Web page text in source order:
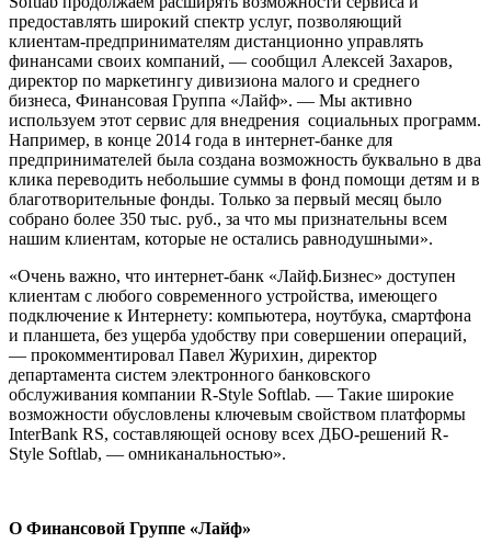
предоставлять широкий спектр услуг, позволяющий
клиентам-предпринимателям дистанционно управлять
финансами своих компаний, — сообщил Алексей Захаров,
директор по маркетингу дивизиона малого и среднего
бизнеса, Финансовая Группа «Лайф». — Мы активно
используем этот сервис для внедрения социальных программ.
Например, в конце 2014 года в интернет-банке для
предпринимателей была создана возможность буквально в два
клика переводить небольшие суммы в фонд помощи детям и в
благотворительные фонды. Только за первый месяц было
собрано более 350 тыс. руб., за что мы признательны всем
нашим клиентам, которые не остались равнодушными».
«Очень важно, что интернет-банк «Лайф.Бизнес» доступен
клиентам с любого современного устройства, имеющего
подключение к Интернету: компьютера, ноутбука, смартфона
и планшета, без ущерба удобству при совершении операций,
— прокомментировал Павел Журихин, директор
департамента систем электронного банковского
обслуживания компании R-Style Softlab. — Такие широкие
возможности обусловлены ключевым свойством платформы
InterBank RS, составляющей основу всех ДБО-решений R-
Style Softlab, — омниканальностью».
О Финансовой Группе «Лайф»